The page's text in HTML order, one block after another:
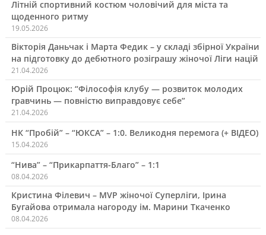
Літній спортивний костюм чоловічий для міста та
щоденного ритму
19.05.2026
Вікторія Даньчак і Марта Федик – у складі збірної України
на підготовку до дебютного розіграшу жіночої Ліги націй
21.04.2026
Юрій Процюк: “Філософія клубу — розвиток молодих
гравчинь — повністю виправдовує себе”
21.04.2026
НК “Пробій” – “ЮКСА” – 1:0. Великодня перемога (+ ВІДЕО)
15.04.2026
“Нива” – “Прикарпаття-Благо” – 1:1
08.04.2026
Кристина Філевич – MVP жіночої Суперліги, Ірина
Бугайова отримала нагороду ім. Марини Ткаченко
08.04.2026